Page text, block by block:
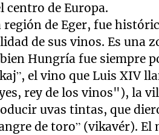
centro de Europa.
región de Eger, fue
de sus vinos. Es una
Hungría fue siempre
el vino que Luis XIV
rey de los vinos"), la
uvas tintas, que
de toro” (vikavér).